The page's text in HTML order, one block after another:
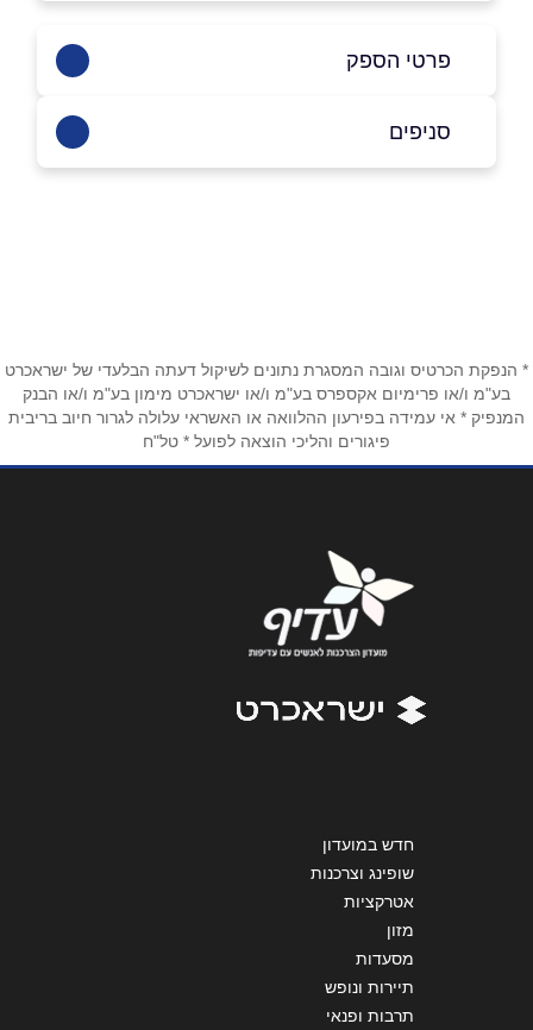
פרטי הספק
אימייל *
סניפים
* הנפקת הכרטיס וגובה המסגרת נתונים לשיקול דעתה הבלעדי של ישראכרט
בע"מ ו/או פרימיום אקספרס בע"מ ו/או ישראכרט מימון בע"מ ו/או הבנק
המנפיק * אי עמידה בפירעון ההלוואה או האשראי עלולה לגרור חיוב בריבית
פיגורים והליכי הוצאה לפועל * טל"ח
חדש במועדון
שופינג וצרכנות
אטרקציות
מזון
מסעדות
תיירות ונופש
תרבות ופנאי